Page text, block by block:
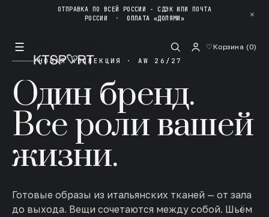
ОТПРАВКА ПО ВСЕЙ РОССИИ - СДЭК ИЛИ ПОЧТА
РОССИИ ·ОПЛАТА «ДОЛЯМИ» ✕
☰ ♡Корзина (0)
НОВАЯ КОЛЛЕКЦИЯ · AW 26/27
Один бренд.
Все роли вашей
жизни.
Готовые образы из итальянских тканей — от зала
до выхода. Вещи сочетаются между собой. Шьём